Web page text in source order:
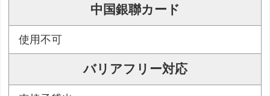
中国銀聯カード
使用不可
バリアフリー対応